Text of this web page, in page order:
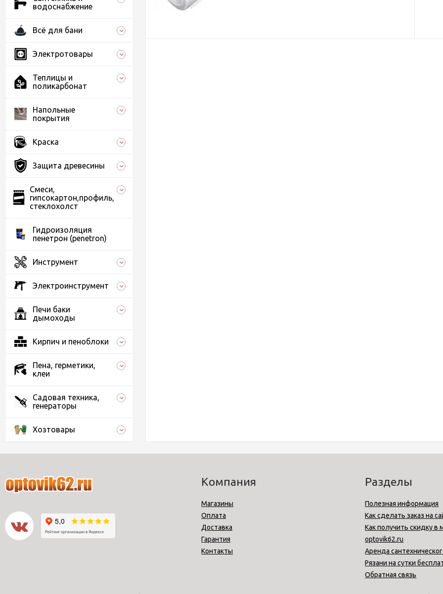
водоснабжение
Всё для бани
Электротовары
Теплицы и
поликарбонат
Напольные
покрытия
Краска
Защита древесины
Смеси,
гипсокартон,профиль,
стеклохолст
Гидроизоляция
пенетрон (penetron)
Инструмент
Электроинструмент
Печи баки
дымоходы
Кирпич и пеноблоки
Пена, герметики,
клеи
Садовая техника,
генераторы
Хозтовары
Компания
Магазины
Оплата
Доставка
Гарантия
Контакты
Разделы
Полезная информация
Как сделать заказ на
Как получить скидку в
optovik62.ru
Аренда
Рязани на сутки
Обратная связь